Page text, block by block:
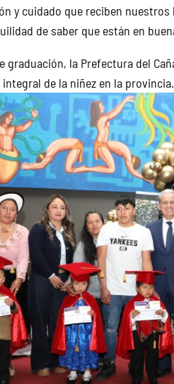
y cuidado que reciben
de saber que están en
graduación, la Prefectura del
de la niñez en la provincia.